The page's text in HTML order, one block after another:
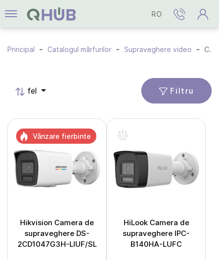
RO
Principal Catalogul mărfurilor Supraveghere video Camere IP
fel Filtru
Hikvision Camera de
supraveghere DS-
2CD1047G3H-LIUF/SL
Vânzare fierbinte
HiLook Camera de
supraveghere IPC-
B140HA-LUFC